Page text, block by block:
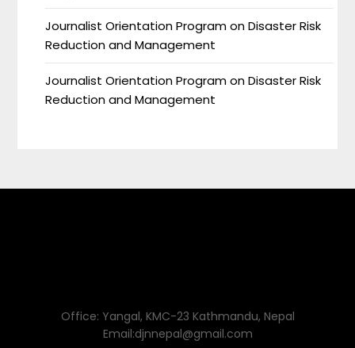
Journalist Orientation Program on Disaster Risk
Reduction and Management
Journalist Orientation Program on Disaster Risk
Reduction and Management
Office: Yangal, KMC-23 Kathmandu, Nepal
Email:djnnepal@gmail.com